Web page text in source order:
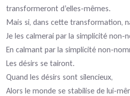
transformeront d’elles-mêmes.
Mais si, dans cette transformation,
Je les calmerai par la simplicité non-
En calmant par la simplicité non-
Les désirs se tairont.
Quand les désirs sont silencieux,
Alors le monde se stabilise de lui-